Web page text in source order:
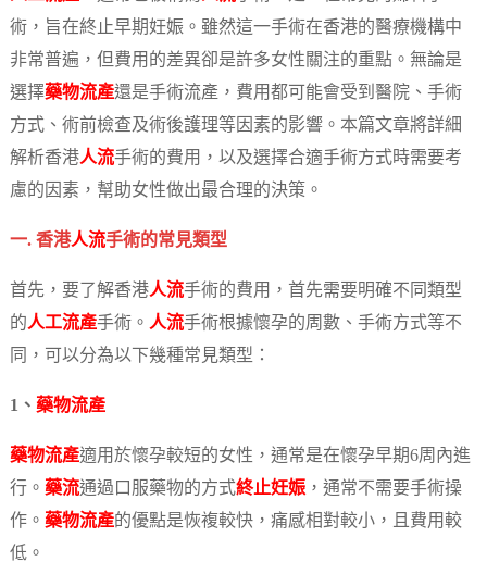
術，旨在終止早期妊娠。雖然這一手術在香港的醫療機構中
非常普遍，但費用的差異卻是許多女性關注的重點。無論是
選擇藥物流產還是手術流產，費用都可能會受到醫院、手術
方式、術前檢查及術後護理等因素的影響。本篇文章將詳細
解析香港人流手術的費用，以及選擇合適手術方式時需要考
慮的因素，幫助女性做出最合理的決策。
一. 香港人流手術的常見類型
首先，要了解香港人流手術的費用，首先需要明確不同類型
的人工流產手術。 人流手術根據懷孕的周數、手術方式等不
同，可以分為以下幾種常見類型：
1、 藥物流產
藥物流產適用於懷孕較短的女性，通常是在懷孕早期6周內進
行。 藥流通過口服藥物的方式終止妊娠，通常不需要手術操
作。 藥物流產的優點是恢複較快，痛感相對較小，且費用較
低。